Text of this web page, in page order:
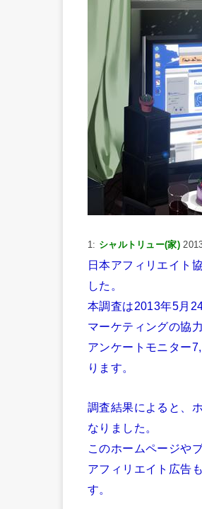
1: シャルトリュー(家)
日本アフィリエイト
した。
本調査は2013年5月
マーケティングの協
アンケートモニター
ります。
調査結果によると、
なりました。
このホームページや
アフィリエイト広告
す。